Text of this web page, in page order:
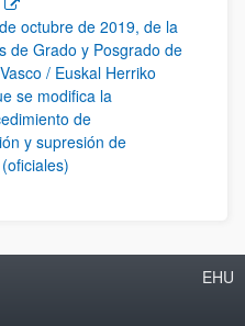
octubre de 2019, de la
de Grado y Posgrado de
/ Euskal Herriko
se modifica la
de
y supresión de
EHU